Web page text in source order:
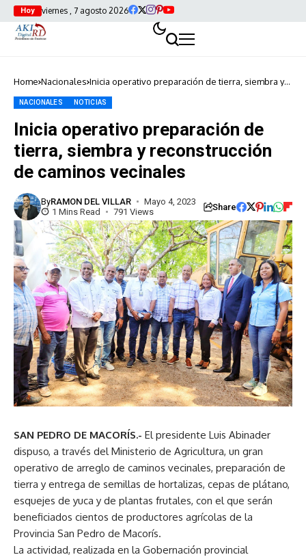
Hoy viernes , 7 agosto 2026
Home Nacionales Inicia operativo preparación de tierra, siembra y
NACIONALES NOTICIAS
Inicia operativo preparación de
tierra, siembra y reconstrucción
de caminos vecinales
ByRAMON DEL VILLAR
Mayo 4, 2023
1 Mins Read
791 Views Share
SAN PEDRO DE MACORÍS.- El presidente Luis Abinader
dispuso, a través del Ministerio de Agricultura, un gran
operativo de arreglo de caminos vecinales, preparación de
tierra y entrega de semillas de hortalizas, cepas de plátano,
esquejes de yuca y de plantas frutales, con el que serán
beneficiados cientos de productores agrícolas de la
Provincia San Pedro de Macorís.
La actividad, realizada en la Gobernación provincial